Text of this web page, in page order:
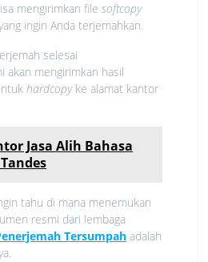
mengirimkan file softcopy
ingin Anda terjemahkan.
selesai
akan mengirimkan hasil
hardcopyke alamat kantor
Jasa Alih Bahasa
tahu di mana menemukan
resmi dari lembaga
Tersumpah adalah